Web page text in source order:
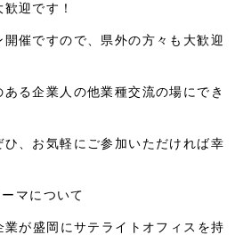
迎です！
開催ですので、県外の方々も大歓迎
る企業人の他業種交流の場にでき
、お気軽にご参加いただければ幸
マについて
が盛岡にサテライトオフィスを持